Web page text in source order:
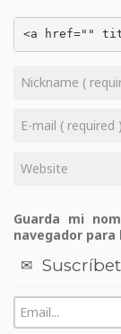
<a href=""
Guarda mi
navegador